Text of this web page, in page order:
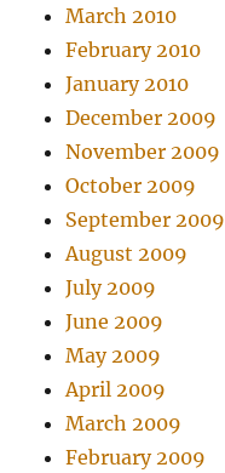
March 2010
February 2010
January 2010
December 2009
November 2009
October 2009
September 2009
August 2009
July 2009
June 2009
May 2009
April 2009
March 2009
February 2009